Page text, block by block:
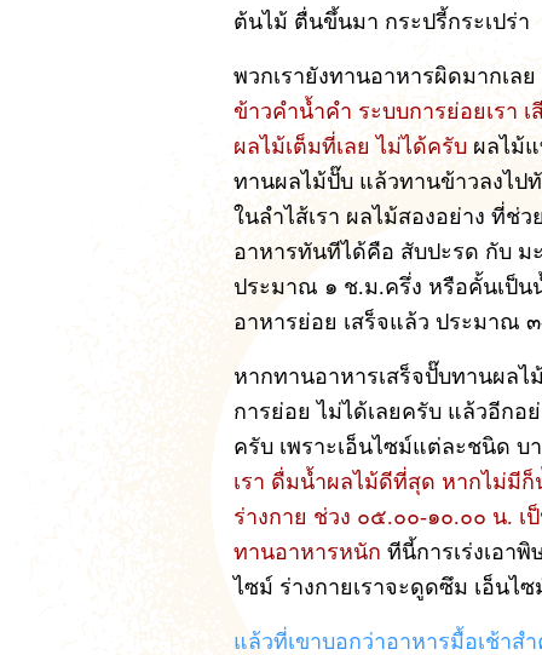
ต้นไม้ ตื่นขึ้นมา กระปรี้กระเปร่า
พวกเรายังทานอาหารผิดมากเลย
ข้าวคำน้ำคำ ระบบการย่อยเรา
ผลไม้เต็มที่เลย ไม่ได้ครับ ผลไม้
ทานผลไม้ปั๊บ แล้วทานข้าวลงไป
ในลำไส้เรา ผลไม้สองอย่าง ที่ช่
อาหารทันทีได้คือ สับปะรด กับ ม
ประมาณ ๑ ช.ม.ครึ่ง หรือคั้นเป็น
อาหารย่อย เสร็จแล้ว ประมาณ
หากทานอาหารเสร็จปั๊บทานผลไ
การย่อย ไม่ได้เลยครับ แล้วอีก
ครับ เพราะเอ็นไซม์แต่ละชนิด
เรา ดื่มน้ำผลไม้ดีที่สุด หากไม่มีก็
ร่างกาย ช่วง ๐๕.๐๐-๑๐.๐๐ น. เ
ทานอาหารหนัก ทีนี้การเร่งเอา
ไซม์ ร่างกายเราจะดูดซึม เอ็นไ
แล้วที่เขาบอกว่าอาหารมื้อเช้าส